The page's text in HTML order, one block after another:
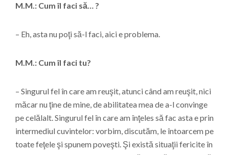
M.M.: Cum îl faci să… ?
– Eh, asta nu poţi să-l faci, aici e problema.
M.M.: Cum îl faci tu?
– Singurul fel în care am reuşit, atunci când am reuşit, nici
măcar nu ţine de mine, de abilitatea mea de a-l convinge
pe celălalt. Singurul fel în care am înţeles să fac asta e prin
intermediul cuvintelor: vorbim, discutăm, le întoarcem pe
toate feţele şi spunem poveşti. Şi există situaţii fericite în